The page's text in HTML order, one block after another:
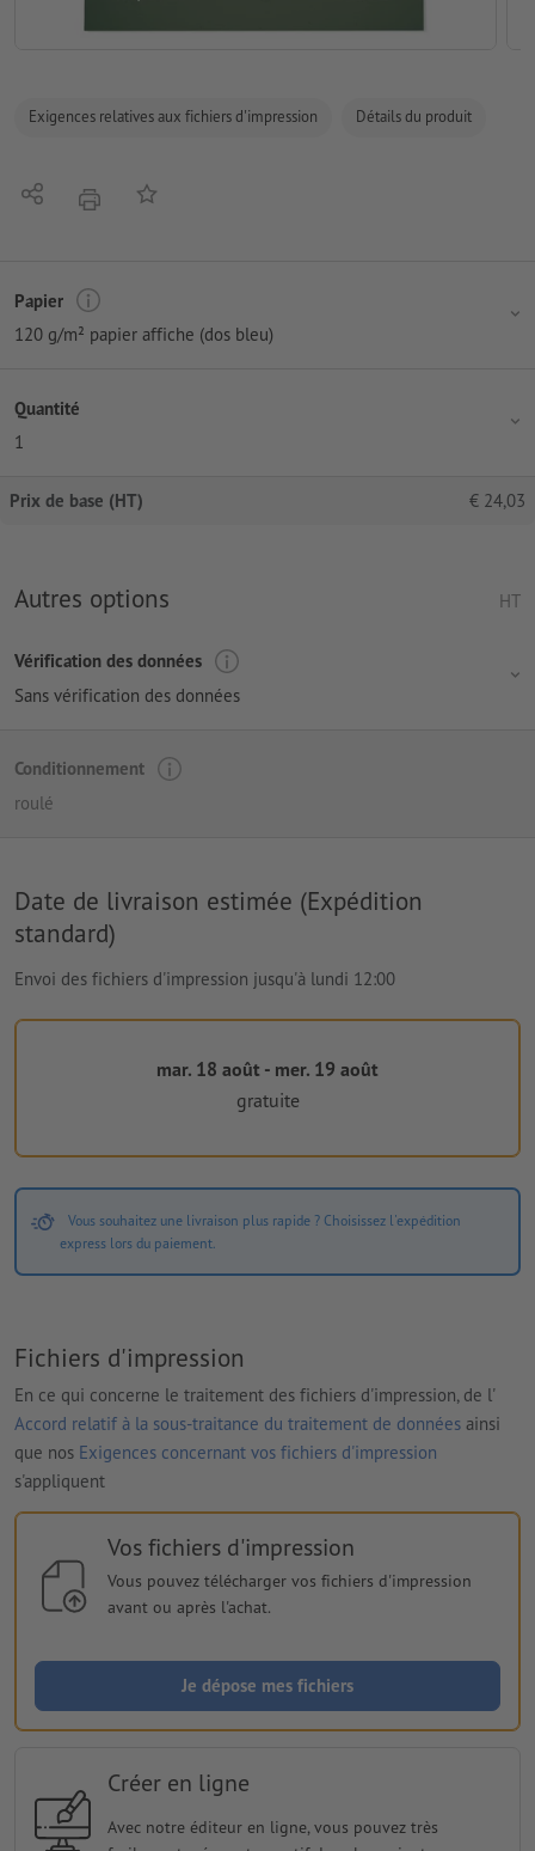
Exigences relatives aux fichiers d'impression Détails du produit
PartagerimprimerAjouter à liste d'article
Papier
120 g/m² papier affiche (dos bleu)
Quantité
1
Prix de base (HT) € 24,03
Autres options HT
Vérification des données
Sans vérification des données
Conditionnement
roulé
Date de livraison estimée (Expédition
standard)
Envoi des fichiers d'impression jusqu'à lundi 12:00
mar. 18 août - mer. 19 août
gratuite
Vous souhaitez une livraison plus rapide ? Choisissez l'expédition
express lors du paiement.
Fichiers d'impression
En ce qui concerne le traitement des fichiers d'impression, de l'
Accord relatif à la sous-traitance du traitement de données ainsi
que nos Exigences concernant vos fichiers d'impression
s'appliquent
Vos fichiers d'impression
Vous pouvez télécharger vos fichiers d'impression
avant ou après l'achat.
Je dépose mes fichiers
Créer en ligne
Avec notre éditeur en ligne, vous pouvez très